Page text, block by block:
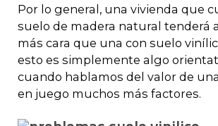
Por lo general, una vivienda que
suelo de madera natural tenderá
más cara que una con suelo
esto es simplemente algo
cuando hablamos del valor de
en juego muchos más factores.